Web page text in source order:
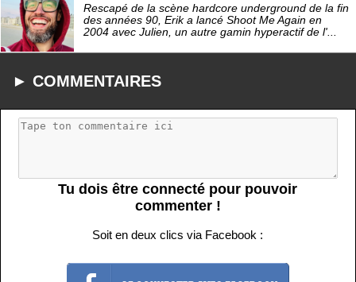
Rescapé de la scène hardcore underground de la fin
des années 90, Erik a lancé Shoot Me Again en
2004 avec Julien, un autre gamin hyperactif de l'...
► COMMENTAIRES
Tu dois être connecté pour pouvoir
commenter !
Soit en deux clics via Facebook :